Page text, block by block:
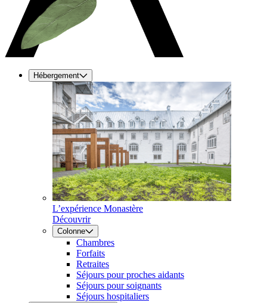
Hébergement
L’expérience Monastère
Découvrir
Colonne
Chambres
Forfaits
Retraites
Séjours pour proches aidants
Séjours pour soignants
Séjours hospitaliers